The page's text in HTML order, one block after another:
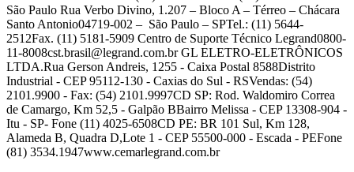
São Paulo Rua Verbo Divino, 1.207 – Bloco A – Térreo – Chácara
Santo Antonio04719-002 – São Paulo – SPTel.: (11) 5644-
2512Fax. (11) 5181-5909 Centro de Suporte Técnico Legrand0800-
11-8008cst.brasil@legrand.com.brGL ELETRO-ELETRÔNICOS
LTDA.Rua Gerson Andreis, 1255 - Caixa Postal 8588Distrito
Industrial - CEP 95112-130 - Caxias do Sul - RSVendas: (54)
2101.9900 - Fax: (54) 2101.9997CD SP: Rod. Waldomiro Correa
de Camargo, Km 52,5 - Galpão BBairro Melissa - CEP 13308-904 -
Itu - SP- Fone (11) 4025-6508CD PE: BR 101 Sul, Km 128,
Alameda B, Quadra D,Lote 1 - CEP 55500-000 - Escada - PEFone
(81) 3534.1947www.cemarlegrand.com.br